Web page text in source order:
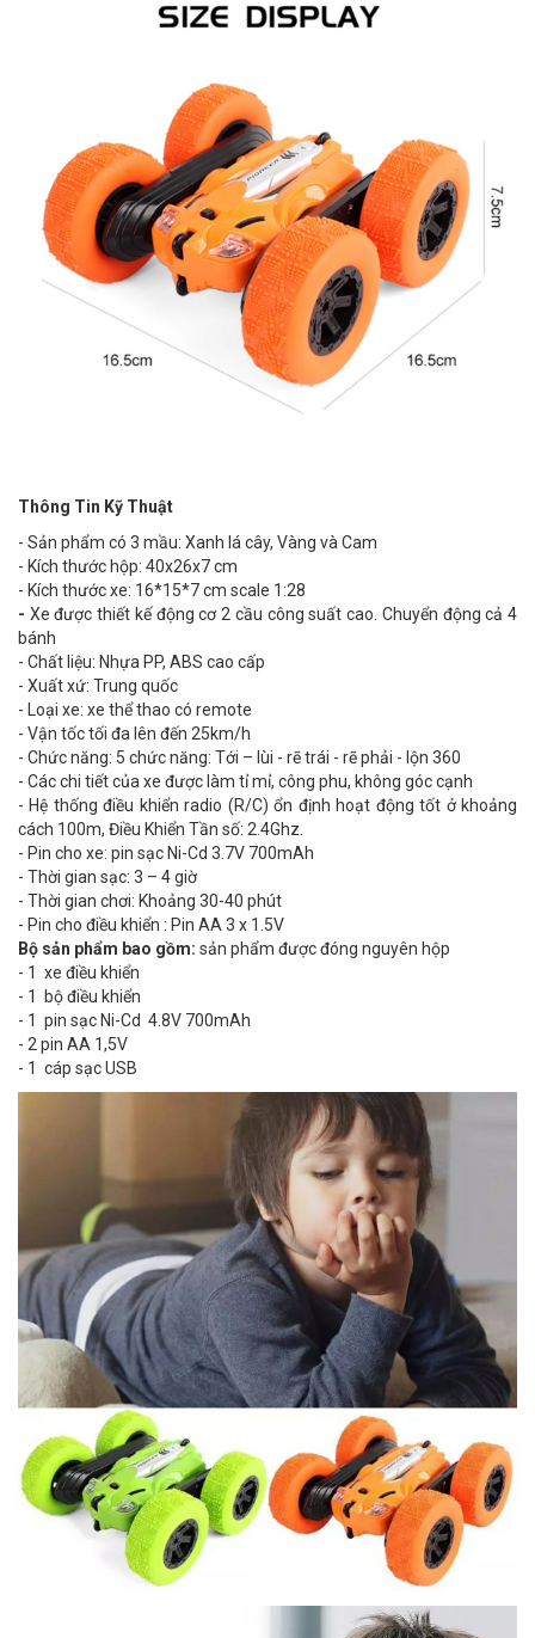
Thông Tin Kỹ Thuật
- Sản phẩm có 3 mầu: Xanh lá cây, Vàng và Cam
- Kích thước hộp: 40x26x7 cm
- Kích thước xe: 16*15*7 cm scale 1:28
- Xe được thiết kế động cơ 2 cầu công suất cao. Chuyển động cả 4
bánh
- Chất liệu: Nhựa PP, ABS cao cấp
- Xuất xứ: Trung quốc
- Loại xe: xe thể thao có remote
- Vận tốc tối đa lên đến 25km/h
- Chức năng: 5 chức năng: Tới – lùi - rẽ trái - rẽ phải - lộn 360
- Các chi tiết của xe được làm tỉ mỉ, công phu, không góc cạnh
- Hệ thống điều khiển radio (R/C) ổn định hoạt động tốt ở khoảng
cách 100m, Điều Khiển Tần số: 2.4Ghz.
- Pin cho xe: pin sạc Ni-Cd 3.7V 700mAh
- Thời gian sạc: 3 – 4 giờ
- Thời gian chơi: Khoảng 30-40 phút
- Pin cho điều khiển : Pin AA 3 x 1.5V
Bộ sản phẩm bao gồm: sản phẩm được đóng nguyên hộp
- 1 xe điều khiển
- 1 bộ điều khiển
- 1 pin sạc Ni-Cd 4.8V 700mAh
- 2 pin AA 1,5V
- 1 cáp sạc USB